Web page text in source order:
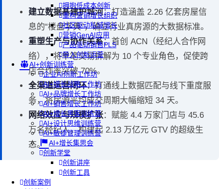
拥抱低成本创新
重构营销增长组织
社区驱动私域增长
营销GenAI应用
产品驱动销售PLS
导入创新运营
AI+创新训练营
企业AI创新工作坊
AI+增长战略工作坊
AI+品牌增长工作坊
AI+销售增长工作坊
AI+增长黑客训练营
AI+设计思维训练营
AI+敏捷管理训练营
AI+增长集思会
创新学堂
创新讲座
创新工具
创新案例
建立数据基建护城河：打造涵盖 2.26 亿套房屋信
息的“楼盘字典”，确立行业真房源的大数据标准。
重塑生产与协作关系：首创 ACN（经纪人合作网
络），将单笔交易拆解为 10 个专业角色，促使跨
店合作率突破 70%。
全渠道运营闭环：打通线上数据匹配与线下重度服
务，将房源平均成交周期大幅缩短 34 天。
网络效应与规模扩张：赋能 4.4 万家门店与 45.6
万名经纪人，构建起 2.13 万亿元 GTV 的超级生
态。